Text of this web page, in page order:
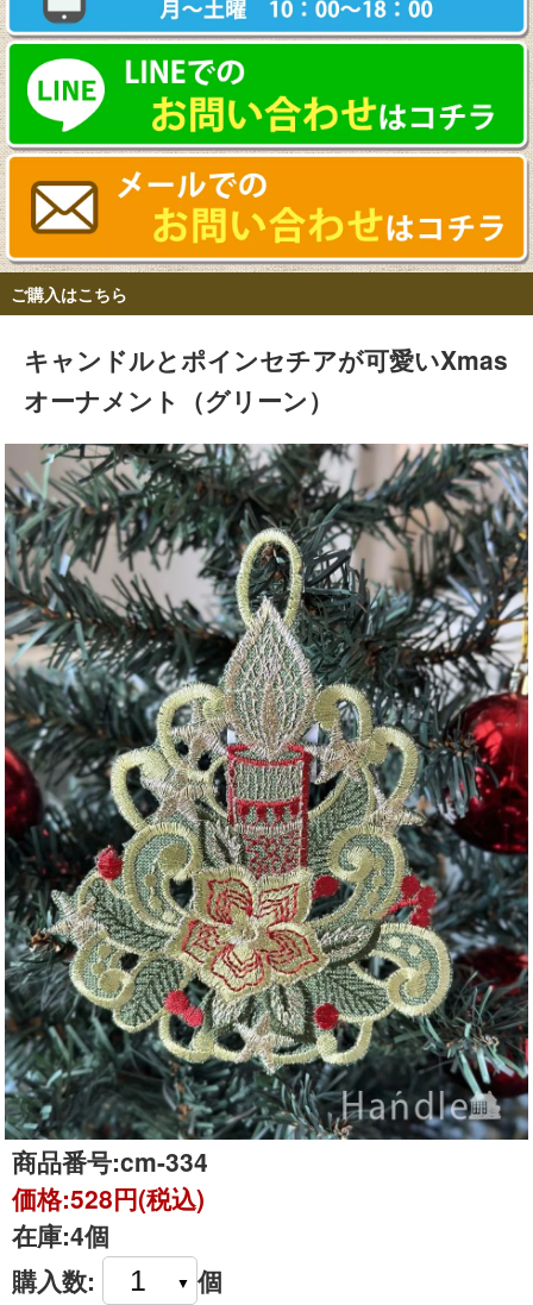
ご購入はこちら
キャンドルとポインセチアが可愛いXmas
オーナメント（グリーン）
商品番号:cm-334
価格:528円(税込)
在庫:4個
購入数:
個